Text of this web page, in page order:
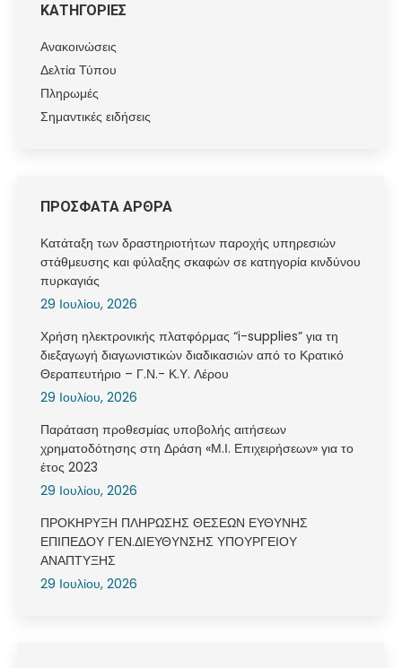
ΚΑΤΗΓΟΡΙΕΣ
Ανακοινώσεις
Δελτία Τύπου
Πληρωμές
Σημαντικές ειδήσεις
ΠΡΟΣΦΑΤΑ ΑΡΘΡΑ
Κατάταξη των δραστηριοτήτων παροχής υπηρεσιών
στάθμευσης και φύλαξης σκαφών σε κατηγορία κινδύνου
πυρκαγιάς
29 Ιουλίου, 2026
Χρήση ηλεκτρονικής πλατφόρμας “i-supplies” για τη
διεξαγωγή διαγωνιστικών διαδικασιών από το Κρατικό
Θεραπευτήριο – Γ.Ν.- Κ.Υ. Λέρου
29 Ιουλίου, 2026
Παράταση προθεσμίας υποβολής αιτήσεων
χρηματοδότησης στη Δράση «Μ.Ι. Επιχειρήσεων» για το
έτος 2023
29 Ιουλίου, 2026
ΠΡΟΚΗΡΥΞΗ ΠΛΗΡΩΣΗΣ ΘΕΣΕΩΝ ΕΥΘΥΝΗΣ
ΕΠΙΠΕΔΟΥ ΓΕΝ.ΔΙΕΥΘΥΝΣΗΣ ΥΠΟΥΡΓΕΙΟΥ
ΑΝΑΠΤΥΞΗΣ
29 Ιουλίου, 2026